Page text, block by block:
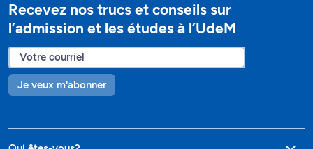
Recevez nos trucs et conseils sur
l’admission et les études à l’UdeM
Je veux m'abonner